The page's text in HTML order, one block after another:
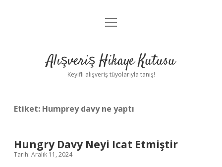
Anasayfa
Yasal Uyarı
menüyü
Alışveriş Hikaye Kutusu
Keyifli alışveriş tüyolarıyla tanış!
Etiket: Humprey davy ne yaptı
Hungry Davy Neyi Icat Etmiştir
Tarih: Aralık 11, 2024